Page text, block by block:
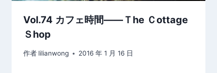
Vol.74 カフェ時間——Ｔhe Ｃottage
Ｓhop
作者 lilianwong 2016 年 1 月 16 日